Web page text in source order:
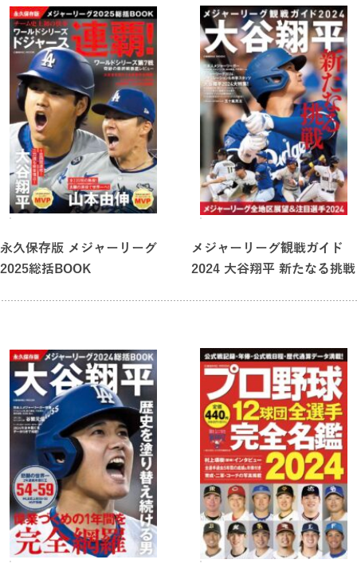
丸佳浩 門脇誠 大城卓三
泉口友汰 岸田行倫 エリエ・ヘルナンデス
佐々木俊輔 ココ・モンテス オコエ瑠偉
長野久義 小林 誠司 浅野翔吾
・2024 GIANTS BEST SCENE
戸郷選手のノーヒットノーランなど、7試合をピックアップ
・読売ジャイアンツ 2024シーズン 勝敗＆スタメン一覧
・読売ジャイアンツ 2024シーズン 所属全選手成績
優勝決定時点の各種データも充実
永久保存版 メジャーリーグ
2025総括BOOK
メジャーリーグ観戦ガイド
2024 大谷翔平 新たなる挑戦